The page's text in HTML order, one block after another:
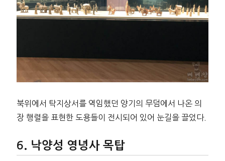
북위에서 탁지상서를 역임했던 양기의 무덤에서 나온 의
장 행렬을 표현한 도용들이 전시되어 있어 눈길을 끌었다.
낙양성 영녕사 목탑